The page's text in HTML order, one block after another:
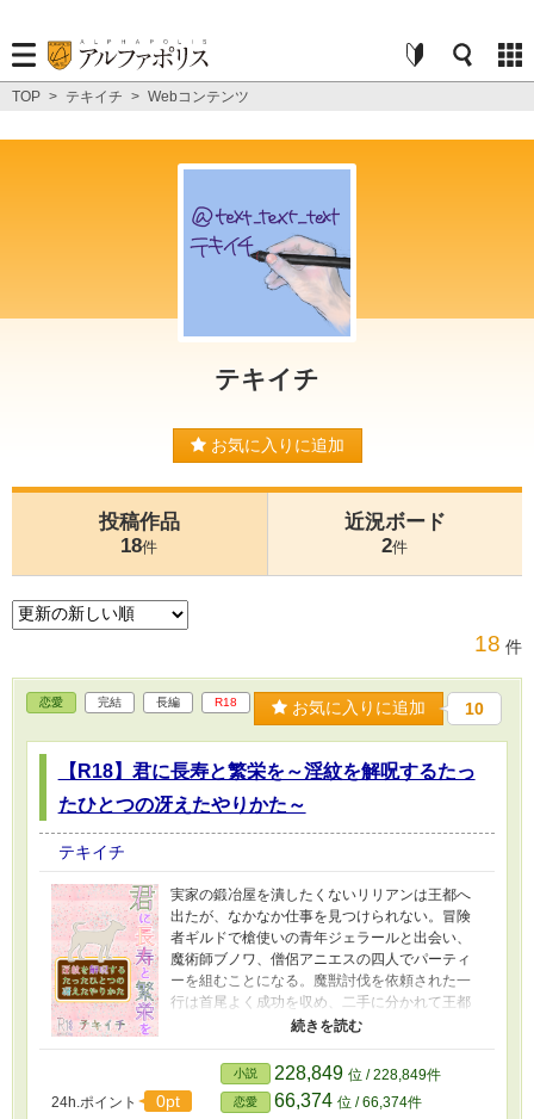
TOP > テキイチ > Webコンテンツ
テキイチ
お気に入りに追加
投稿作品
18件
近況ボード
2件
18 件
恋愛 完結 長編 R18 お気に入りに追加 10
【R18】君に長寿と繁栄を～淫紋を解呪するたっ
たひとつの冴えたやりかた～
テキイチ
実家の鍛冶屋を潰したくないリリアンは王都へ
出たが、なかなか仕事を見つけられない。冒険
者ギルドで槍使いの青年ジェラールと出会い、
魔術師ブノワ、僧侶アニエスの四人でパーティ
ーを組むことになる。魔獣討伐を依頼された一
行は首尾よく成功を収め、二手に分かれて王都
へ戻ることにしたが、偶然遭遇した生き残りの
た。リリアンとジェラールは魔術も神術も使え
ない。淫紋を解呪するために残された手段は、
たったひとつ。 家族思いでがんばり屋な女の子
24h.ポイント 0pt
小説 228,849 位 / 228,849件
恋愛 66,374 位 / 66,374件